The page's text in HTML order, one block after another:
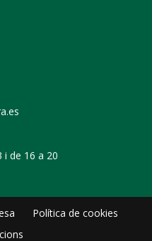
i de 16 a 20
Política de cookies